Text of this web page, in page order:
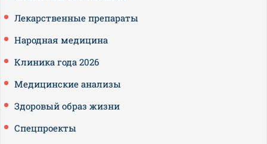
Лекарственные препараты
Народная медицина
Клиника года 2026
Медицинские анализы
Здоровый образ жизни
Спецпроекты